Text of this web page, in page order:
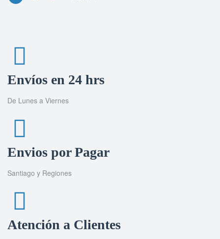
Envíos en 24 hrs
De Lunes a Viernes
Envios por Pagar
Santiago y Regiones
Atención a Clientes